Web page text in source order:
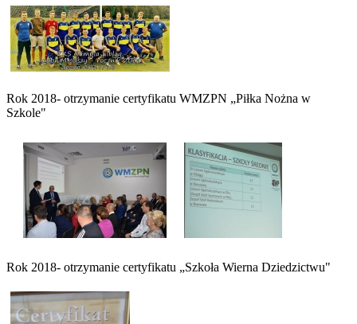
Rok 2018- otrzymanie certyfikatu WMZPN „Piłka Nożna w
Szkole"
Rok 2018- otrzymanie certyfikatu „Szkoła Wierna Dziedzictwu"